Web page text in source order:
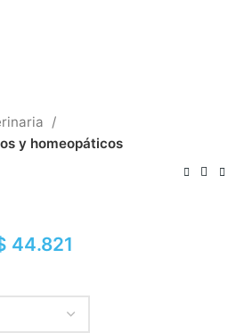
y homeopáticos
44.821